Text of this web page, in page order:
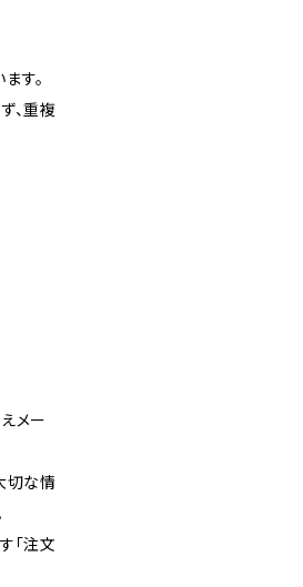
す。
、重複
メー
切な情
「注文